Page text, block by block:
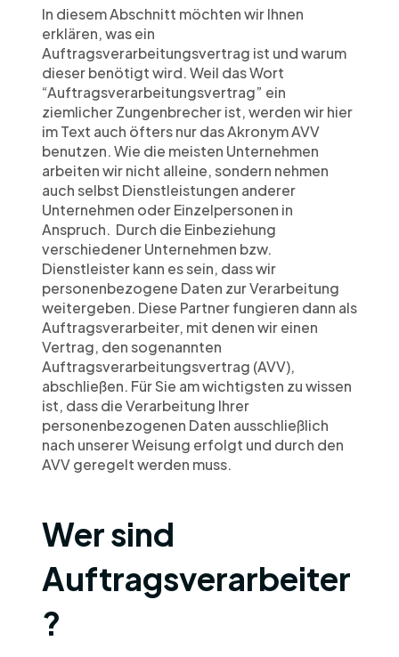
In diesem Abschnitt möchten wir Ihnen
erklären, was ein
Auftragsverarbeitungsvertrag ist und warum
dieser benötigt wird. Weil das Wort
“Auftragsverarbeitungsvertrag” ein
ziemlicher Zungenbrecher ist, werden wir hier
im Text auch öfters nur das Akronym AVV
benutzen. Wie die meisten Unternehmen
arbeiten wir nicht alleine, sondern nehmen
auch selbst Dienstleistungen anderer
Unternehmen oder Einzelpersonen in
Anspruch.  Durch die Einbeziehung
verschiedener Unternehmen bzw.
Dienstleister kann es sein, dass wir
personenbezogene Daten zur Verarbeitung
weitergeben. Diese Partner fungieren dann als
Auftragsverarbeiter, mit denen wir einen
Vertrag, den sogenannten
Auftragsverarbeitungsvertrag (AVV),
abschließen. Für Sie am wichtigsten zu wissen
ist, dass die Verarbeitung Ihrer
personenbezogenen Daten ausschließlich
nach unserer Weisung erfolgt und durch den
AVV geregelt werden muss.
Wer sind
Auftragsverarbeiter
?